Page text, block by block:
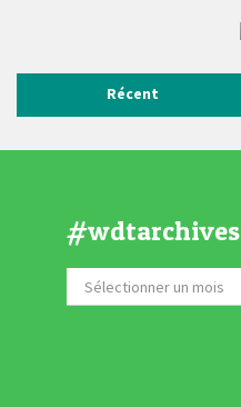
Récent
#wdtarchives